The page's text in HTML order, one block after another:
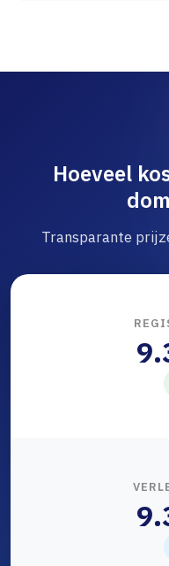
Hoeveel
Transparante